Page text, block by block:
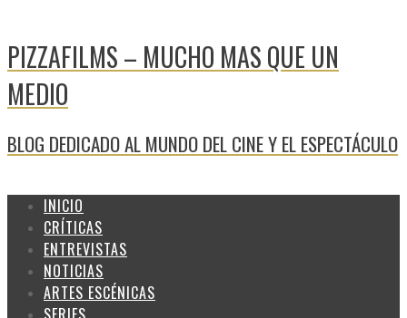
PIZZAFILMS – MUCHO MAS QUE UN
MEDIO
BLOG DEDICADO AL MUNDO DEL CINE Y EL ESPECTÁCULO
INICIO
CRÍTICAS
ENTREVISTAS
NOTICIAS
ARTES ESCÉNICAS